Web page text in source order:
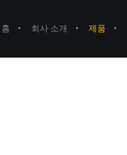
홈 회사 소개 제품